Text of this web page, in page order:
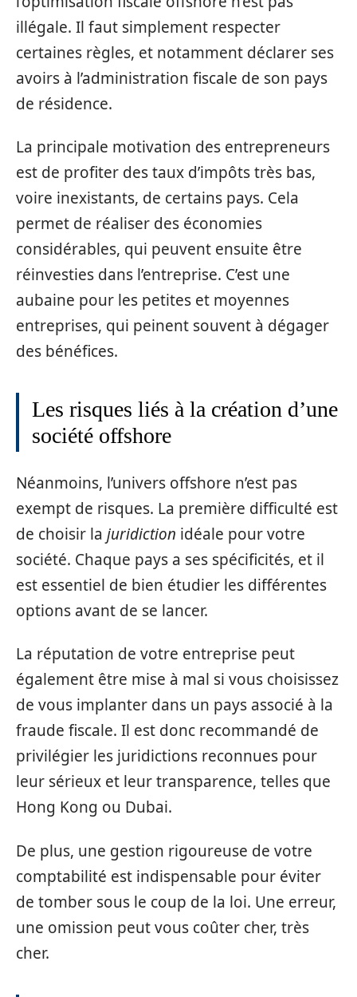
illégale. Il faut simplement respecter
certaines règles, et notamment déclarer ses
avoirs à l’administration fiscale de son pays
de résidence.
La principale motivation des entrepreneurs
est de profiter des taux d’impôts très bas,
voire inexistants, de certains pays. Cela
permet de réaliser des économies
considérables, qui peuvent ensuite être
réinvesties dans l’entreprise. C’est une
aubaine pour les petites et moyennes
entreprises, qui peinent souvent à dégager
des bénéfices.
Les risques liés à la création d’une
société offshore
Néanmoins, l’univers offshore n’est pas
exempt de risques. La première difficulté est
de choisir la juridiction idéale pour votre
société. Chaque pays a ses spécificités, et il
est essentiel de bien étudier les différentes
options avant de se lancer.
La réputation de votre entreprise peut
également être mise à mal si vous choisissez
de vous implanter dans un pays associé à la
fraude fiscale. Il est donc recommandé de
privilégier les juridictions reconnues pour
leur sérieux et leur transparence, telles que
Hong Kong ou Dubai.
De plus, une gestion rigoureuse de votre
comptabilité est indispensable pour éviter
de tomber sous le coup de la loi. Une erreur,
une omission peut vous coûter cher, très
cher.